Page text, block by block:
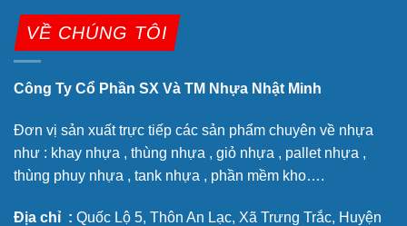
VỀ CHÚNG TÔI
Công Ty Cổ Phần SX Và TM Nhựa Nhật Minh
Đơn vị sản xuất trực tiếp các sản phẩm chuyên về nhựa
như : khay nhựa , thùng nhựa , giỏ nhựa , pallet nhựa ,
thùng phuy nhựa , tank nhựa , phần mềm kho….
Địa chỉ : Quốc Lộ 5, Thôn An Lạc, Xã Trưng Trắc, Huyện